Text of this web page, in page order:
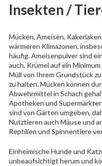
Insekten /
Mücken, Ameisen,
wärmeren Klimazonen,
häufig. Ameisenpulver sind
auch, Krümel auf ein
Müll von Ihrem Grundstück
zu halten. Mücken können
Abwehrmittel in Schach
Apotheken und
sind von Gärten umgeben,
Nutztieren auch Mäuse und
Reptilien und Spinnentiere
Einheimische Hunde und
unbeaufsichtigt herum und